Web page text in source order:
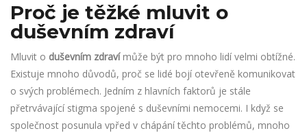
Proč je těžké mluvit o
duševním zdraví
Mluvit o duševním zdravímůže být pro mnoho lidí velmi obtížné.
Existuje mnoho důvodů, proč se lidé bojí otevřeně komunikovat
o svých problémech. Jedním z hlavních faktorů je stále
přetrvávající stigma spojené s duševními nemocemi. I když se
společnost posunula vpřed v chápání těchto problémů, mnoho